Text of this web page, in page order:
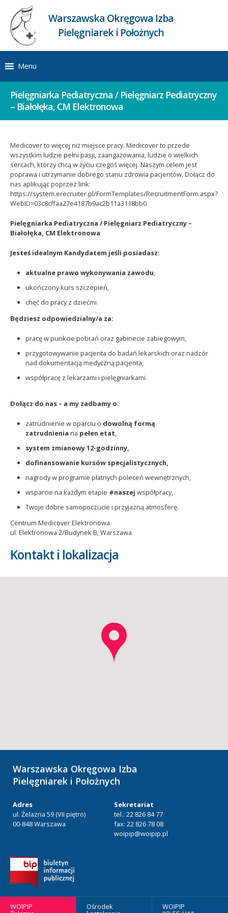
Warszawska Okręgowa Izba
Pielęgniarek i Położnych
Menu
Pielęgniarka Pediatryczna / Pielęgniarz Pediatryczny
– Białołęka, CM Elektronowa
Medicover to więcej niż miejsce pracy. Medicover to przede
wszystkim ludzie pełni pasji, zaangażowania, ludzie o wielkich
sercach, którzy chcą w życiu czegoś więcej. Naszym celem jest
poprawa i utrzymanie dobrego stanu zdrowia pacjentów. Dołącz do
nas aplikując poprzez link:
https://system.erecruiter.pl/FormTemplates/RecruitmentForm.aspx?
WebID=03c8cffaa27e4187b9ac2b11a3118bb0
Pielęgniarka Pediatryczna / Pielęgniarz Pediatryczny –
Białołęka, CM Elektronowa
Jesteś idealnym Kandydatem jeśli posiadasz:
aktualne prawo wykonywania zawodu,
ukończony kurs szczepień,
chęć do pracy z dziećmi.
Będziesz odpowiedzialny/a za:
pracę w punkcie pobrań oraz gabinecie zabiegowym,
przygotowywanie pacjenta do badań lekarskich oraz nadzór
nad dokumentacją medyczną pacjenta,
współpracę z lekarzami i pielęgniarkami.
Dołącz do nas – a my zadbamy o:
zatrudnienie w oparciu o dowolną formą
zatrudnienia na pełen etat
system zmianowy 12-godzinny,
dofinansowanie kursów specjalistycznych,
nagrody w programie płatnych poleceń wewnętrznych,
wsparcie na każdym etapie #naszej współpracy,
Twoje dobre samopoczucie i przyjazną atmosferę.
Centrum Medicover Elektronowa
ul. Elektronowa 2/Budynek B, Warszawa
Kontakt i lokalizacja
Warszawska Okręgowa Izba
Pielęgniarek i Położnych
Adres
ul. Żelazna 59 (VII piętro)
00-848 Warszawa
Sekretariat
tel.: 22 826 84 77
fax: 22 826 78 08
woipip@woipip.pl
WOIPIP Ośrodek WOIPIP